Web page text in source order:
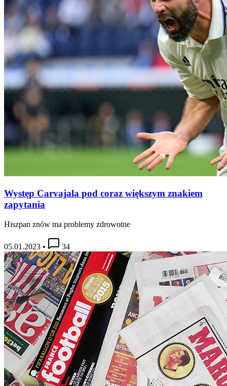
Występ Carvajala pod coraz większym znakiem
zapytania
Hiszpan znów ma problemy zdrowotne
05.01.2023 • 34